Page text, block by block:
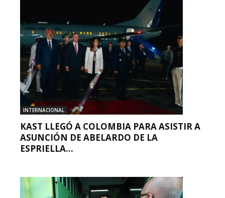
INTERNACIONAL
KAST LLEGÓ A COLOMBIA PARA ASISTIR A
ASUNCIÓN DE ABELARDO DE LA
ESPRIELLA...